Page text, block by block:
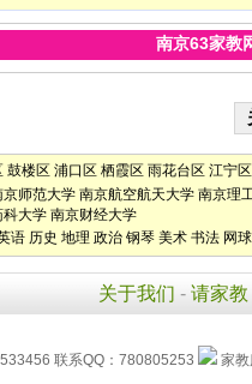
南京63家教
鼓楼区 浦口区 栖霞区 雨花台区 江宁区
京师范大学 南京航空航天大学 南京理
科大学 南京财经大学
语 历史 地理 政治 钢琴 美术 书法 网球
关于我们 - 请家教
联系QQ：780805253 家